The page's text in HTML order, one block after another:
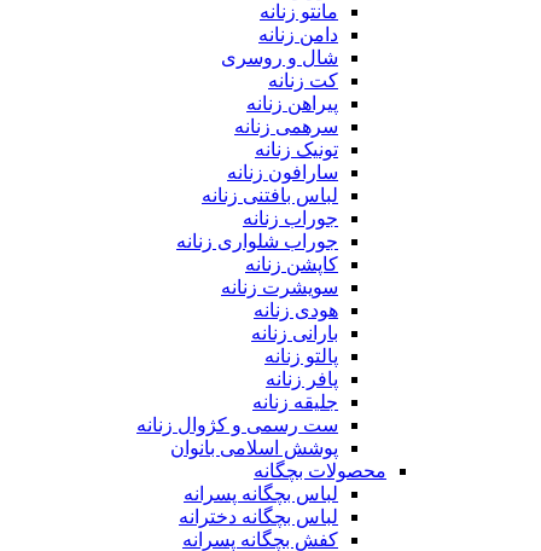
مانتو زنانه
دامن زنانه
شال و روسری
کت زنانه
پیراهن زنانه
سرهمی زنانه
تونیک زنانه
سارافون زنانه
لباس بافتنی زنانه
جوراب زنانه
جوراب شلواری زنانه
کاپشن زنانه
سویشرت زنانه
هودی زنانه
بارانی زنانه
پالتو زنانه
پافر زنانه
جلیقه زنانه
ست رسمی و کژوال زنانه
پوشش اسلامی بانوان
محصولات بچگانه
لباس بچگانه پسرانه
لباس بچگانه دخترانه
کفش بچگانه پسرانه